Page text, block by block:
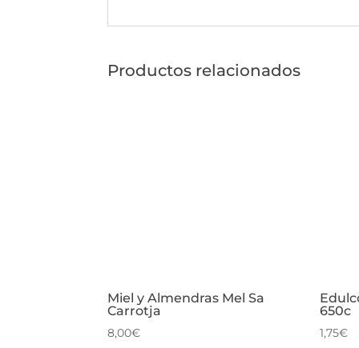
Productos relacionados
Miel y Almendras Mel Sa
Carrotja
8,00€
650c
1,75€